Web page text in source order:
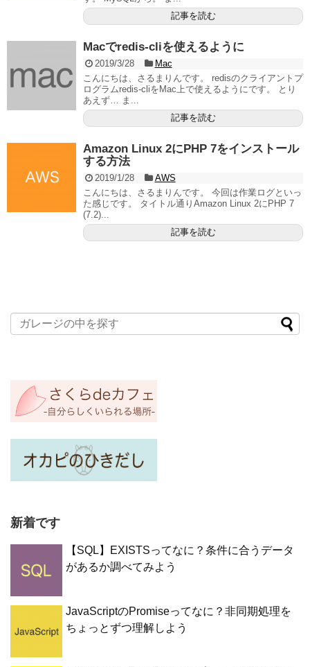
記事を読む
Macでredis-cliを使えるように
2019/3/28
Mac
こんにちは、さるまりんです。 redisのクライアントプ
ログラムredis-cliをMac上で使えるようにです。 とり
あえず… ま...
記事を読む
Amazon Linux 2にPHP 7をインストール
する方法
2019/1/28
AWS
こんにちは、さるまりんです。 今回は作業ログといっ
た感じです。 タイトル通りAmazon Linux 2にPHP 7
(7.2)...
記事を読む
新着です
【SQL】EXISTSってなに？条件に合うデータ
があるか調べてみよう
JavaScriptのPromiseってなに？非同期処理を
ちょっとずつ理解しよう